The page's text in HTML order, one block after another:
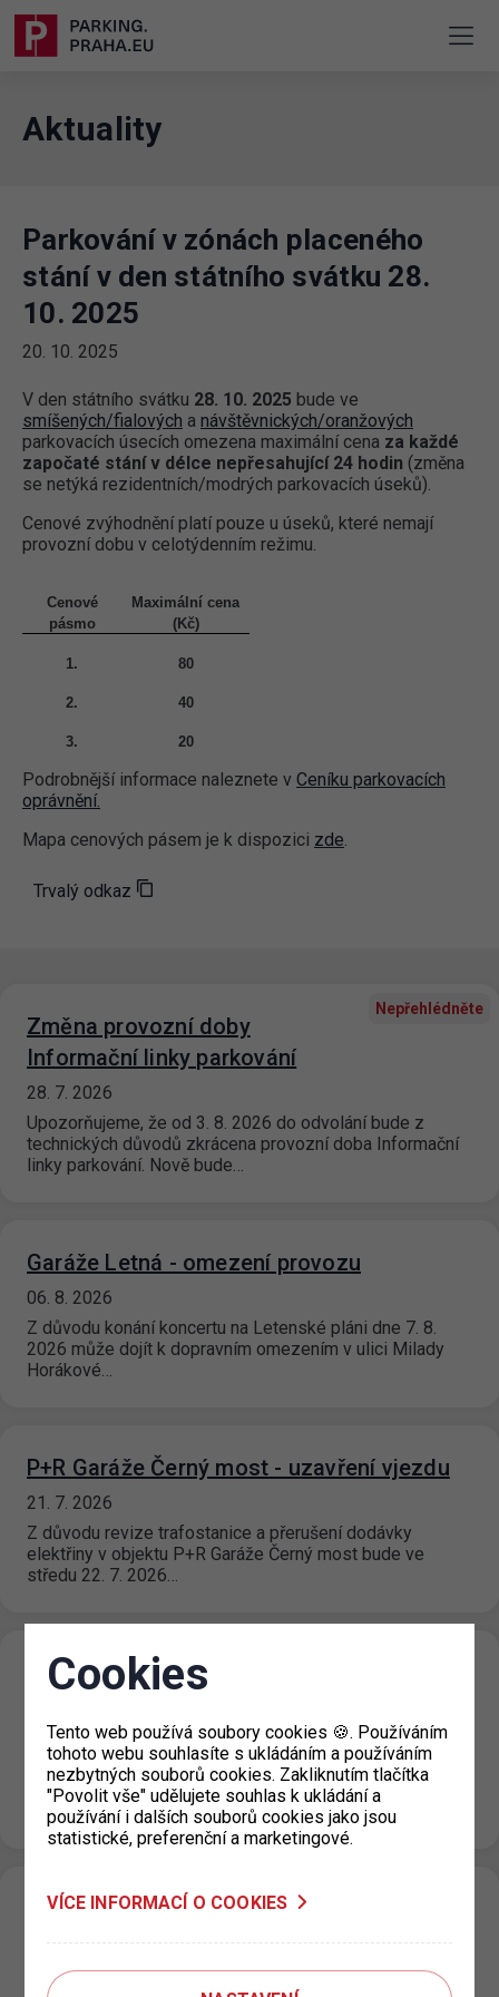
Aktuality
Parkování v zónách placeného
stání v den státního svátku 28.
10. 2025
20. 10. 2025
V den státního svátku 28. 10. 2025 bude ve
smíšených/fialových a návštěvnických/oranžových
parkovacích úsecích omezena maximální cena za každé
započaté stání v délce nepřesahující 24 hodin (změna
se netýká rezidentních/modrých parkovacích úseků).
Cenové zvýhodnění platí pouze u úseků, které nemají
provozní dobu v celotýdenním režimu.
Cenové
pásmo
Maximální cena
(Kč)
1. 80
2. 40
3. 20
Podrobnější informace naleznete v Ceníku parkovacích
oprávnění.
Mapa cenových pásem je k dispozici zde.
Trvalý odkaz
Nepřehlédněte
Změna provozní doby
Informační linky parkování
28. 7. 2026
Upozorňujeme, že od 3. 8. 2026 do odvolání bude z
technických důvodů zkrácena provozní doba Informační
linky parkování. Nově bude…
Garáže Letná - omezení provozu
06. 8. 2026
Z důvodu konání koncertu na Letenské pláni dne 7. 8.
2026 může dojít k dopravním omezením v ulici Milady
Horákové…
P+R Garáže Černý most - uzavření vjezdu
21. 7. 2026
Z důvodu revize trafostanice a přerušení dodávky
elektřiny v objektu P+R Garáže Černý most bude ve
středu 22. 7. 2026…
P+R Nové Butovice snížení počtu
20. 7. 2026
Z důvodu opravy podlah v objektu garáží P+R Nové
Butovice bude v termínu od úterý 21. 7. 2026 od 24:00
hod. do…
Změna režimu zón placeného stání v ulici
U Výstaviště, Praha 7
15. 7. 2026
Cookies
Tento web používá soubory cookies 🍪. Používáním
tohoto webu souhlasíte s ukládáním a používáním
nezbytných souborů cookies. Zakliknutím tlačítka
"Povolit vše" udělujete souhlas k ukládání a
používání i dalších souborů cookies jako jsou
statistické, preferenční a marketingové.
VÍCE INFORMACÍ O COOKIES